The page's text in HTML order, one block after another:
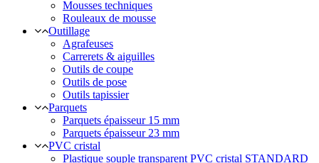
Mousses techniques
Rouleaux de mousse
Outillage
Agrafeuses
Carrerets & aiguilles
Outils de coupe
Outils de pose
Outils tapissier
Parquets
Parquets épaisseur 15 mm
Parquets épaisseur 23 mm
PVC cristal
Plastique souple transparent PVC cristal STANDARD